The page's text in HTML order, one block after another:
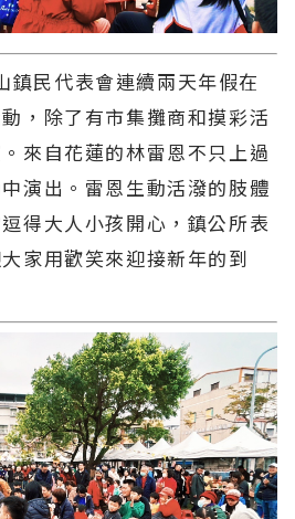
民代表會連續兩天年假在
，除了有市集攤商和摸彩活
來自花蓮的林雷恩不只上過
演出。雷恩生動活潑的肢體
得大人小孩開心，鎮公所表
家用歡笑來迎接新年的到